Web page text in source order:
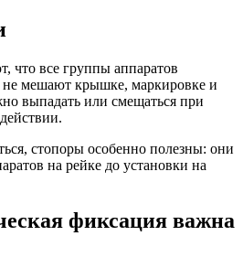
что все группы аппаратов
мешают крышке, маркировке и
выпадать или смещаться при
стопоры особенно полезны: они
на рейке до установки на
фиксация важна